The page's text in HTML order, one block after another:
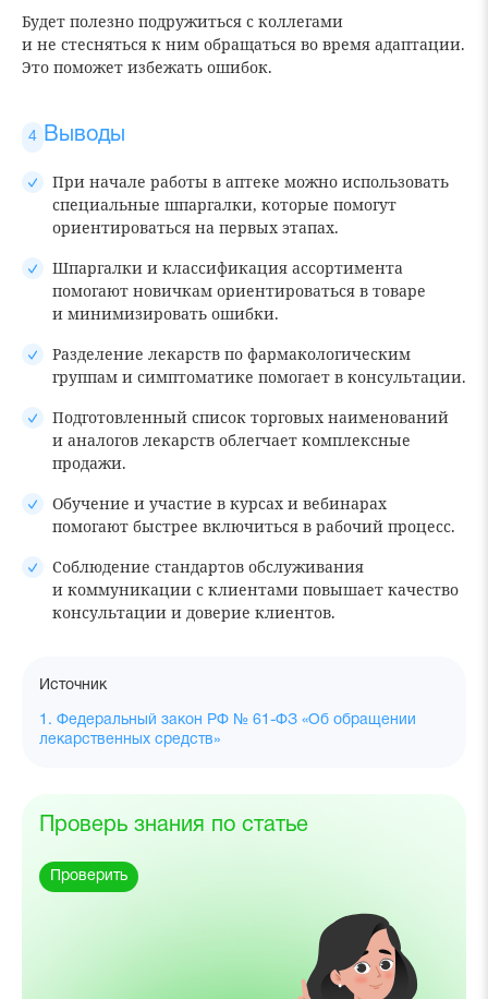
Будет полезно подружиться с коллегами
и не стесняться к ним обращаться во время адаптации.
Это поможет избежать ошибок.
Выводы
При начале работы в аптеке можно использовать
специальные шпаргалки, которые помогут
ориентироваться на первых этапах.
Шпаргалки и классификация ассортимента
помогают новичкам ориентироваться в товаре
и минимизировать ошибки.
Разделение лекарств по фармакологическим
группам и симптоматике помогает в консультации.
Подготовленный список торговых наименований
и аналогов лекарств облегчает комплексные
продажи.
Обучение и участие в курсах и вебинарах
помогают быстрее включиться в рабочий процесс.
Соблюдение стандартов обслуживания
и коммуникации с клиентами повышает качество
консультации и доверие клиентов.
Источник
1. Федеральный закон РФ № 61-ФЗ «Об обращении
лекарственных средств»
Проверь знания по статье
Проверить